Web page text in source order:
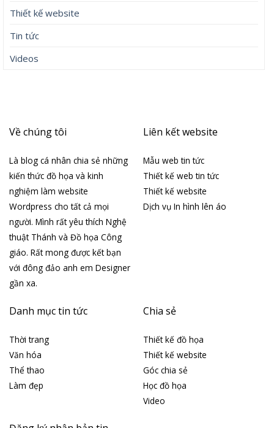
Thiết kế website
Tin tức
Videos
Về chúng tôi
Là blog cá nhân chia sẻ những
kiến thức đồ họa và kinh
nghiệm làm website
Wordpress cho tất cả mọi
người. Mình rất yêu thích Nghệ
thuật Thánh và Đồ họa Công
giáo. Rất mong được kết bạn
với đông đảo anh em Designer
gần xa.
Liên kết website
Mẫu web tin tức
Thiết kế web tin tức
Thiết kế website
Dịch vụ In hình lên áo
Danh mục tin tức
Thời trang
Văn hóa
Thể thao
Làm đẹp
Chia sẻ
Thiết kế đồ họa
Thiết kế website
Góc chia sẻ
Học đồ họa
Video